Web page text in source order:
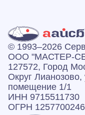
© 1993–2026
ООО "МАСТЕР-
127572, Город
Округ
помещение 1/1
ИНН 9715511730
ОГРН